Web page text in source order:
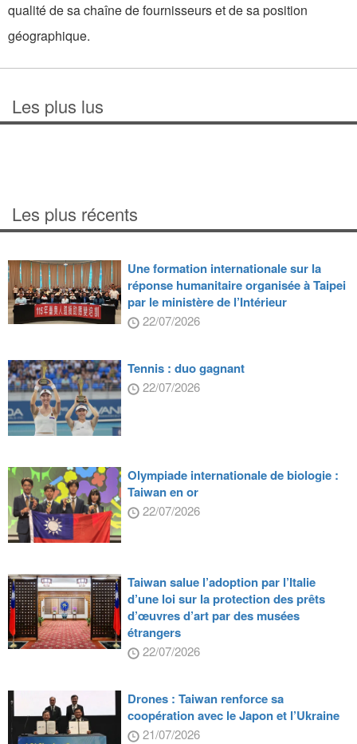
qualité de sa chaîne de fournisseurs et de sa position
géographique.
Les plus lus
Les plus récents
Une formation internationale sur la
réponse humanitaire organisée à Taipei
par le ministère de l’Intérieur
22/07/2026
Tennis : duo gagnant
22/07/2026
Olympiade internationale de biologie :
Taiwan en or
22/07/2026
Taiwan salue l’adoption par l’Italie
d’une loi sur la protection des prêts
d’œuvres d’art par des musées
étrangers
22/07/2026
Drones : Taiwan renforce sa
coopération avec le Japon et l’Ukraine
21/07/2026